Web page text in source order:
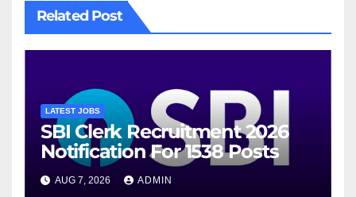
Related Post
LATEST JOBS
SBI Clerk Recruitment 2026
Notification For 1538 Posts
AUG 7, 2026 ADMIN